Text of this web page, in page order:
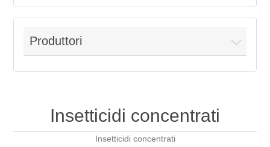
Produttori
Insetticidi concentrati
Insetticidi concentrati